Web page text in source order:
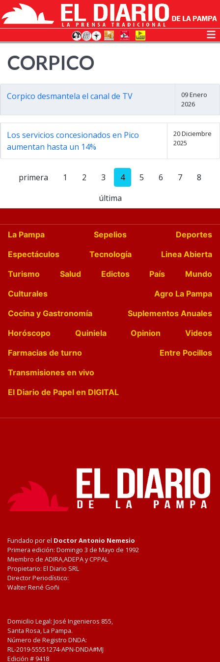
CORPICO
Corpico desmantela el canal de TV
09 Enero
2026
Los servicios concesionados en Pico
aumentan hasta un 14%
20 Diciembre
2025
primera 1 2 3 4 5 6 7
8
última
La Pampa Sepelios
Deportes
Espectáculos
Tecnología
Linea Abierta
Turismo
Salud Edictos País
Mundo
Culturales
Agro La Pampa
Cocina y Gastronomía
Suplementos Anuales
Horóscopo
Quiniela Opinion
Videos
Farmacias de turno
Entre Pocillos
Transmisiones en vivo
El Diario de Papel en DIGITAL
Fundado por el Doctor Antonio Nemesio
Primera edición: Domingo 3 de Mayo de 1992
Miembro de ADIRA,ADEPA y CPPAL
Propietario: El Diario SRL
Director Periodístico:
Walter René Goñi
Domicilio Legal: José Ingenieros 855,
Santa Rosa, La Pampa.
Número de Registro DNDA:
RL-2019-55551274-APN-DNDA#MJ
Edición # 9418